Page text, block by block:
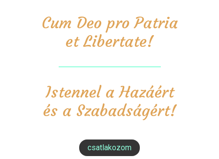
Cum Deo pro Patria
et Libertate!
Istennel a Hazáért
és a Szabadságért!
csatlakozom